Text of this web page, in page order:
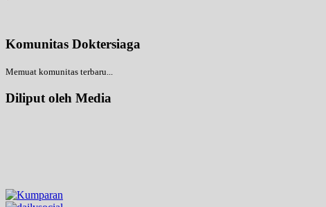
Komunitas Doktersiaga
Memuat komunitas terbaru...
Diliput oleh Media